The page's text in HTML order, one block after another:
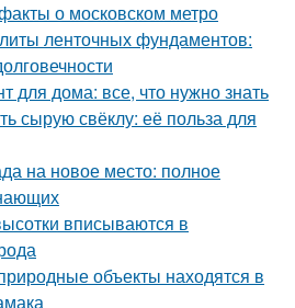
о московском метро
ленточных фундаментов:
для дома: все, что нужно знать
сырую свёклу: её польза для
на новое место: полное
вписываются в
объекты находятся в